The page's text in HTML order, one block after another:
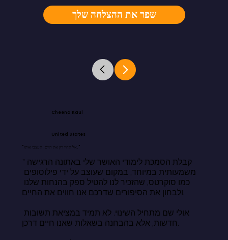
שפר את ההצלחה שלך
Cheena Kaul
United States
"אל תחיו רק את היום. תעצבו אותו."
"קבלת הסמכת לימודי האושר שלי באתונה הרגישה
ולבחון את הסיפורים שדרכם אנו חווים את החיים.
אולי שם מתחיל השינוי. לא תמיד במציאת תשובות
חדשות, אלא בהבחנה בשאלות שאנו חיים דרכן.